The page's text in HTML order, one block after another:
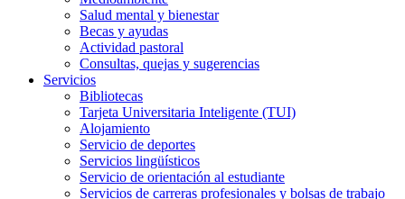
Salud mental y bienestar
Becas y ayudas
Actividad pastoral
Consultas, quejas y sugerencias
Servicios
Bibliotecas
Tarjeta Universitaria Inteligente (TUI)
Alojamiento
Servicio de deportes
Servicios lingüísticos
Servicio de orientación al estudiante
Servicios de carreras profesionales y bolsas de trabajo